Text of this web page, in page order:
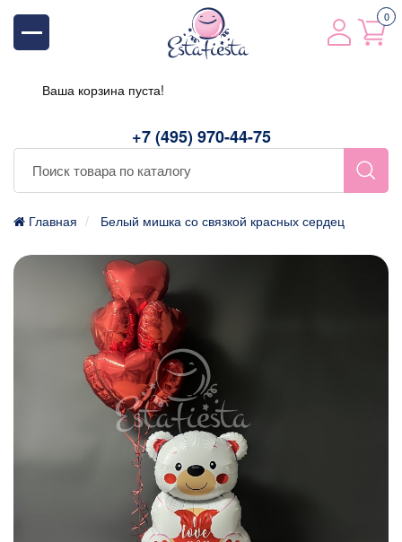
+7 (495) 970-44-75
0
Ваша корзина пуста!
Главная Белый мишка со связкой красных сердец